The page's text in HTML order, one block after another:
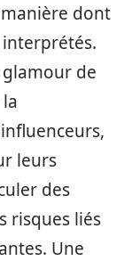
dont
de
leurs
des
risques liés
Une